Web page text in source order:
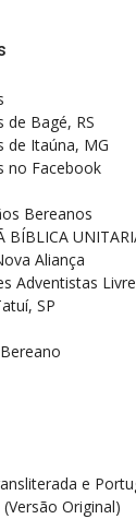
Bagé, RS
de Itaúna, MG
no Facebook
Bereanos
BÍBLICA
Aliança
Adventistas
SP
e
Original)